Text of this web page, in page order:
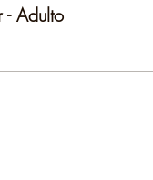
- Adulto